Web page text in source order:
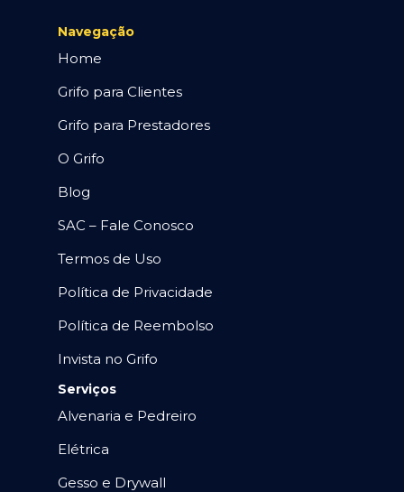
Navegação
Home
Grifo para Clientes
Grifo para Prestadores
O Grifo
Blog
SAC – Fale Conosco
Termos de Uso
Política de Privacidade
Política de Reembolso
Invista no Grifo
Serviços
Alvenaria e Pedreiro
Elétrica
Gesso e Drywall